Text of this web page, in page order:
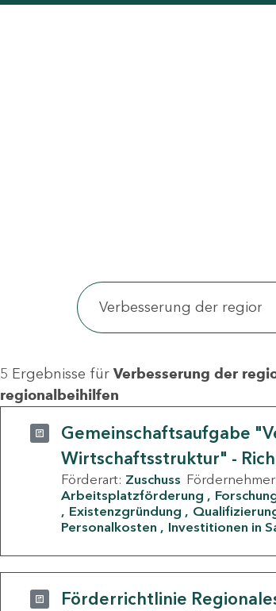
5 Ergebnisse für Verbesserung der
regionalbeihilfen
Gemeinschaftsaufgabe
Wirtschaftsstruktur" -
Förderart: Zuschuss
Arbeitsplatzförderung
Existenzgründung
Personalkosten
Investitionen in
Förderrichtlinie